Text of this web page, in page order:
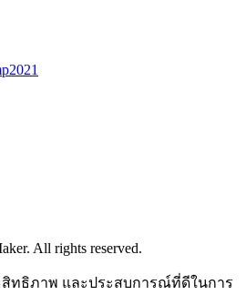
All rights reserved.
ทธิภาพ และประสบการณ์ที่ดีในการ